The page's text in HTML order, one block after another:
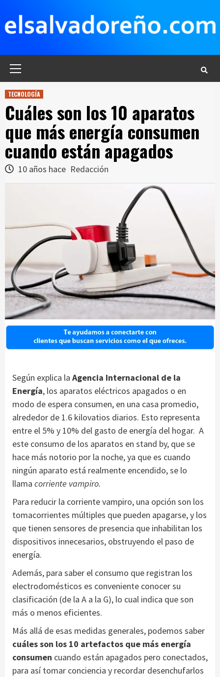
contenido
TECNOLOGÍA
Cuáles son los 10 aparatos
que más energía consumen
cuando están apagados
10 años hace Redacción
Según explica la Agencia Internacional de la
Energía, los aparatos eléctricos apagados o en
modo de espera consumen, en una casa promedio,
alrededor de 1.6 kilovatios diarios. Esto representa
entre el 5% y 10% del gasto de energía del hogar. A
este consumo de los aparatos en stand by, que se
hace más notorio por la noche, ya que es cuando
ningún aparato está realmente encendido, se lo
llama corriente vampiro.
Para reducir la corriente vampiro, una opción son los
tomacorrientes múltiples que pueden apagarse, y los
que tienen sensores de presencia que inhabilitan los
dispositivos innecesarios, obstruyendo el paso de
energía.
Además, para saber el consumo que registran los
electrodomésticos es conveniente conocer su
clasificación (de la A a la G), lo cual indica que son
más o menos eficientes.
Más allá de esas medidas generales, podemos saber
cuáles son los 10 artefactos que más energía
consumen cuando están apagados pero conectados,
para así tomar conciencia y recordar desenchufarlos